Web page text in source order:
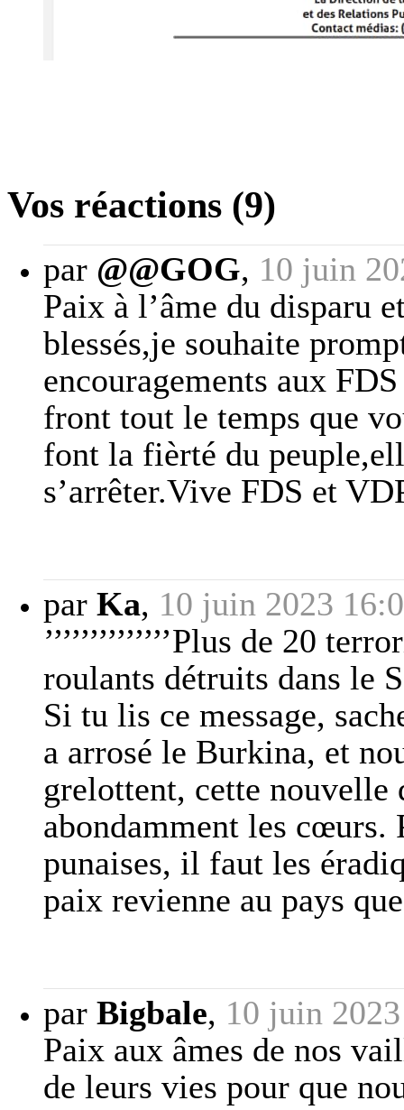
Vos réactions (9)
par @@GOG, 10 juin
Paix à l’âme du disparu
blessés,je souhaite
encouragements aux
front tout le temps que
font la fièrté du
s’arrêter.Vive FDS et
par Ka, 10 juin 2023
’’’’’’’’’’’’’’Plus de 20
roulants détruits dans le
Si tu lis ce message,
a arrosé le Burkina, et
grelottent, cette nouvelle
abondamment les cœurs.
punaises, il faut les
paix revienne au pays
par Bigbale, 10 juin
Paix aux âmes de nos
de leurs vies pour que